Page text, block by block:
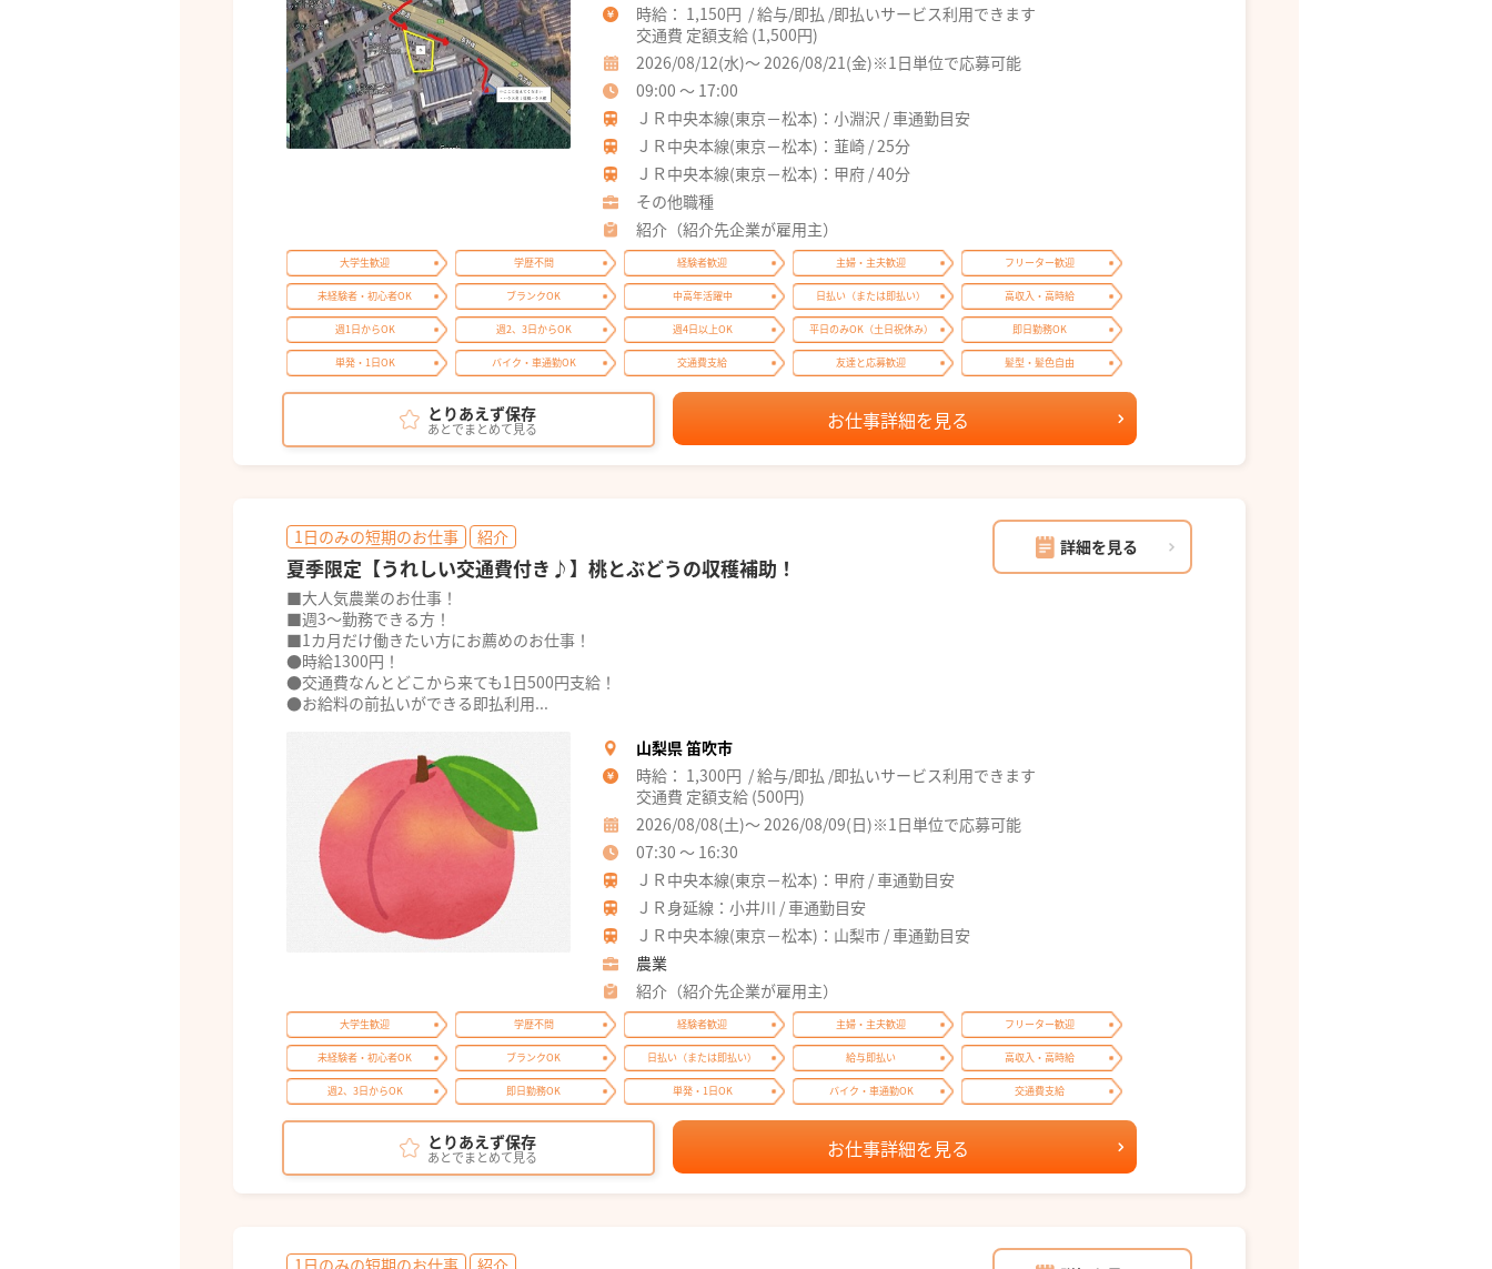
時給： 1,150円 / 給与/即払 /即払いサービス利用できます
交通費 定額支給 (1,500円)
2026/08/12(水)～ 2026/08/21(金)※1日単位で応募可能
09:00 ～ 17:00
ＪＲ中央本線(東京－松本)：小淵沢 / 車通勤目安
ＪＲ中央本線(東京－松本)：韮崎 / 25分
ＪＲ中央本線(東京－松本)：甲府 / 40分
その他職種
紹介（紹介先企業が雇用主）
大学生歓迎 学歴不問 経験者歓迎 主婦・主夫歓迎 フリーター歓迎
未経験者・初心者OK ブランクOK 中高年活躍中 日払い（または即払い） 高収入・高時給
週1日からOK 週2、3日からOK 週4日以上OK 平日のみOK（土日祝休み） 即日勤務OK
単発・1日OK バイク・車通勤OK 交通費支給 友達と応募歓迎 髪型・髪色自由
とりあえず保存
あとでまとめて見る お仕事詳細を見る
1日のみの短期のお仕事 紹介 詳細を見る
夏季限定【うれしい交通費付き♪】桃とぶどうの収穫補助！
■大人気農業のお仕事！
■週3～勤務できる方！
■1カ月だけ働きたい方にお薦めのお仕事！
●時給1300円！
●交通費なんとどこから来ても1日500円支給！
●お給料の前払いができる即払利用...
山梨県 笛吹市
時給： 1,300円 / 給与/即払 /即払いサービス利用できます
交通費 定額支給 (500円)
2026/08/08(土)～ 2026/08/09(日)※1日単位で応募可能
07:30 ～ 16:30
ＪＲ中央本線(東京－松本)：甲府 / 車通勤目安
ＪＲ身延線：小井川 / 車通勤目安
ＪＲ中央本線(東京－松本)：山梨市 / 車通勤目安
農業
紹介（紹介先企業が雇用主）
大学生歓迎 学歴不問 経験者歓迎 主婦・主夫歓迎 フリーター歓迎
未経験者・初心者OK ブランクOK 日払い（または即払い） 給与即払い 高収入・高時給
週2、3日からOK 即日勤務OK 単発・1日OK バイク・車通勤OK 交通費支給
とりあえず保存
あとでまとめて見る お仕事詳細を見る
1日のみの短期のお仕事 紹介